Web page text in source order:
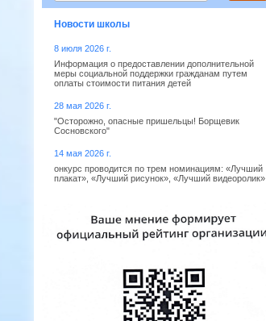
Новости школы
8 июля 2026 г.
Информация о предоставлении дополнительной
меры социальной поддержки гражданам путем
оплаты стоимости питания детей
28 мая 2026 г.
"Осторожно, опасные пришельцы! Борщевик
Сосновского"
14 мая 2026 г.
онкурс проводится по трем номинациям: «Лучший
плакат», «Лучший рисунок», «Лучший видеоролик»